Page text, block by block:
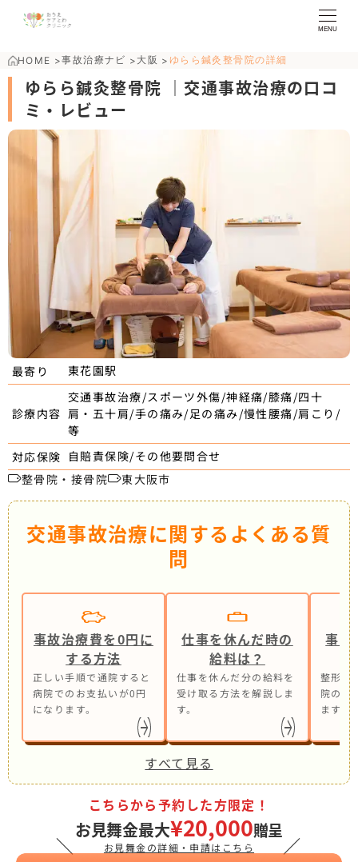
MENU
HOME >事故治療ナビ > 大阪 > ゆらら鍼灸整骨院の詳細
ゆらら鍼灸整骨院 ｜交通事故治療の口コ
ミ・レビュー
最寄り 東花園駅
診療内容
交通事故治療/スポーツ外傷/神経痛/膝痛/四十
肩・五十肩/手の痛み/足の痛み/慢性腰痛/肩こり/
等
対応保険 自賠責保険/その他要問合せ
整骨院・接骨院
東大阪市
交通事故治療に関するよくある質
問
事故治療費を0円に
する方法
正しい手順で通院すると
病院でのお支払いが0円
になります。
仕事を休んだ時の
給料は？
仕事を休んだ分の給料を
受け取る方法を解説しま
す。
事故
整形外
院の併
ます。
すべて見る
＼
こちらから予約した方限定！
お見舞金最大¥20,000贈呈
お見舞金の詳細・申請はこちら ／